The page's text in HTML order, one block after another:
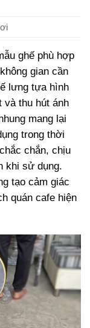
ghế phù hợp
gian cần
lưng tựa hình
và thu hút ánh
mang lại
trong thời
chắn, chịu
khi sử dụng.
tạo cảm giác
quán cafe hiện